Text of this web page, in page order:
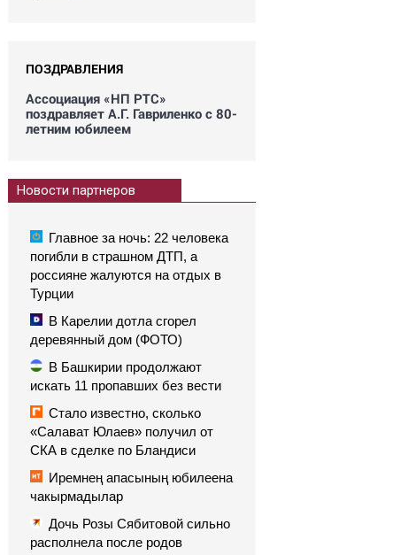
ПОЗДРАВЛЕНИЯ
Ассоциация «НП РТС»
поздравляет А.Г. Гавриленко с 80-
летним юбилеем
Новости партнеров
Главное за ночь: 22 человека
погибли в страшном ДТП, а
россияне жалуются на отдых в
Турции
В Карелии дотла сгорел
деревянный дом (ФОТО)
В Башкирии продолжают
искать 11 пропавших без вести
Стало известно, сколько
«Салават Юлаев» получил от
СКА в сделке по Бландиси
Иремнең апасының юбилеена
чакырмадылар
Дочь Розы Сябитовой сильно
располнела после родов